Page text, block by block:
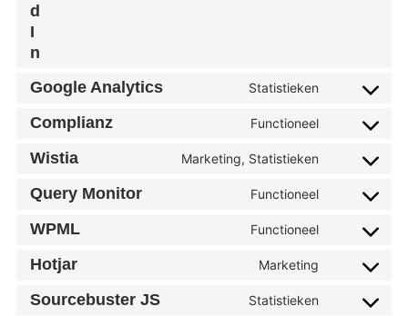
d
I
n
Google Analytics Statistieken
Consent
service
analytics
Complianz Functioneel
Consent
service
Wistia Marketing, Statistieken
Consent
service
Query Monitor Functioneel
Consent
service
monitor
WPML Functioneel
Consent
service
Hotjar Marketing
Consent
service
Sourcebuster JS Statistieken
Consent